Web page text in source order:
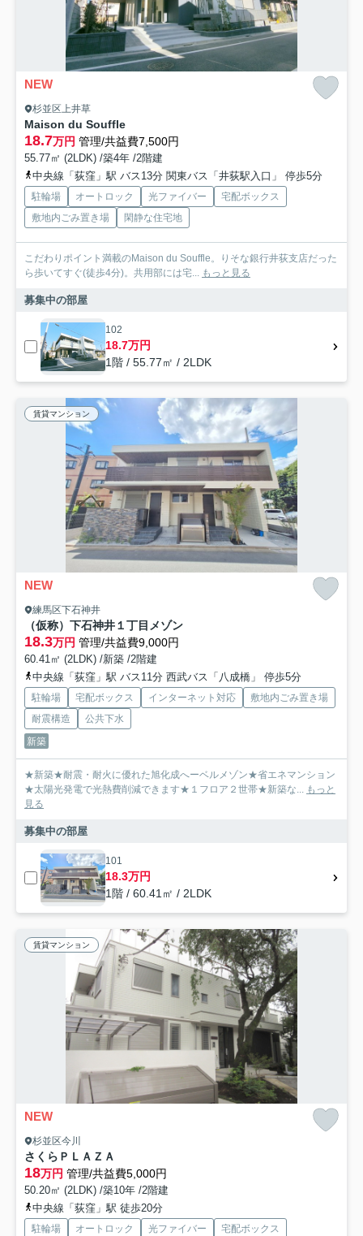
NEW
杉並区上井草
Maison du Souffle
18.7万円 管理/共益費7,500円
55.77㎡ (2LDK) /築4年 /2階建
中央線「荻窪」駅 バス13分 関東バス「井荻駅入口」 停歩5分
駐輪場 オートロック 光ファイバー
宅配ボックス
敷地内ごみ置き場
閑静な住宅地
こだわりポイント満載のMaison du Souffle。りそな銀行井荻支店だった
ら歩いてすぐ(徒歩4分)。共用部には宅... もっと見る
募集中の部屋
102
18.7万円
1階 / 55.77㎡ / 2LDK
賃貸マンション
NEW
練馬区下石神井
（仮称）下石神井１丁目メゾン
18.3万円 管理/共益費9,000円
60.41㎡ (2LDK) /新築 /2階建
中央線「荻窪」駅 バス11分 西武バス「八成橋」 停歩5分
駐輪場 宅配ボックス インターネット対応
敷地内ごみ置き場
耐震構造
公共下水
新築
★新築★耐震・耐火に優れた旭化成へーベルメゾン★省エネマンション
★太陽光発電で光熱費削減できます★１フロア２世帯★新築な... もっと
見る
募集中の部屋
101
18.3万円
1階 / 60.41㎡ / 2LDK
賃貸マンション
NEW
杉並区今川
さくらＰＬＡＺＡ
18万円 管理/共益費5,000円
50.20㎡ (2LDK) /築10年 /2階建
中央線「荻窪」駅 徒歩20分
駐輪場 オートロック 光ファイバー
宅配ボックス